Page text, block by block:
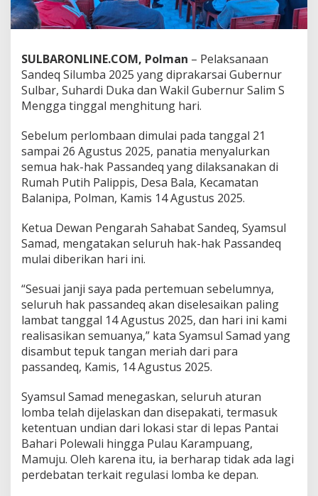
i
S
d
e
q
S
i
u
m
b
a
2
0
5
,
S
e
u
a
H
a
k
-
h
k
P
a
s
s
a
n
d
SULBARONLINE.COM, Polman – Pelaksanaan
Sandeq Silumba 2025 yang diprakarsai Gubernur
Sulbar, Suhardi Duka dan Wakil Gubernur Salim S
Mengga tinggal menghitung hari.
Sebelum perlombaan dimulai pada tanggal 21
sampai 26 Agustus 2025, panatia menyalurkan
semua hak-hak Passandeq yang dilaksanakan di
Rumah Putih Palippis, Desa Bala, Kecamatan
Balanipa, Polman, Kamis 14 Agustus 2025.
Ketua Dewan Pengarah Sahabat Sandeq, Syamsul
Samad, mengatakan seluruh hak-hak Passandeq
mulai diberikan hari ini.
“Sesuai janji saya pada pertemuan sebelumnya,
seluruh hak passandeq akan diselesaikan paling
lambat tanggal 14 Agustus 2025, dan hari ini kami
realisasikan semuanya,” kata Syamsul Samad yang
disambut tepuk tangan meriah dari para
passandeq, Kamis, 14 Agustus 2025.
Syamsul Samad menegaskan, seluruh aturan
lomba telah dijelaskan dan disepakati, termasuk
ketentuan undian dari lokasi star di lepas Pantai
Bahari Polewali hingga Pulau Karampuang,
Mamuju. Oleh karena itu, ia berharap tidak ada lagi
perdebatan terkait regulasi lomba ke depan.